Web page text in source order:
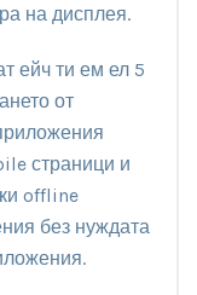
на дисплея.
ейч ти ем ел 5
от
страници и
offline
без нуждата